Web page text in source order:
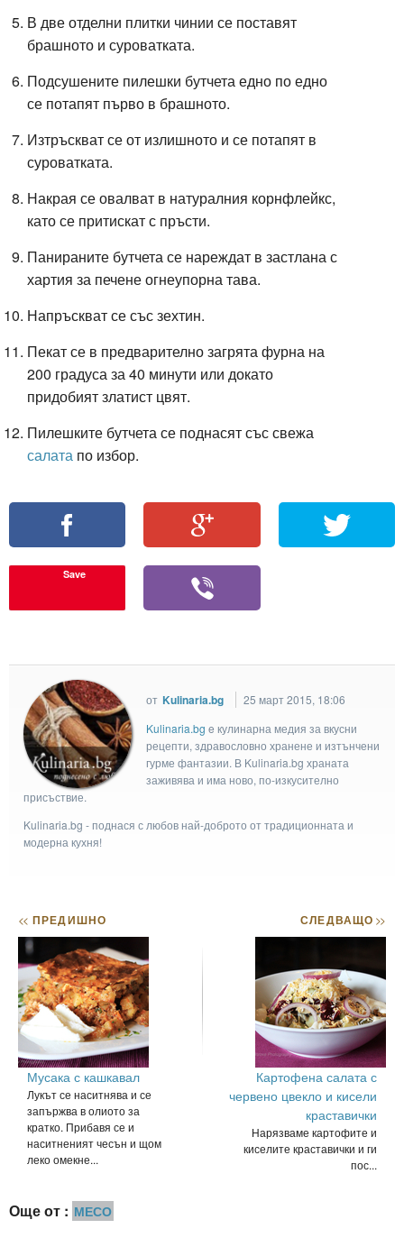
В две отделни плитки чинии се поставят
брашното и суроватката.
Подсушените пилешки бутчета едно по едно
се потапят първо в брашното.
Изтръскват се от излишното и се потапят в
суроватката.
Накрая се овалват в натуралния корнфлейкс,
като се притискат с пръсти.
Панираните бутчета се нареждат в застлана с
хартия за печене огнеупорна тава.
Напръскват се със зехтин.
Пекат се в предварително загрята фурна на
200 градуса за 40 минути или докато
придобият златист цвят.
Пилешките бутчета се поднасят със свежа
салата по избор.
Save
от Kulinaria.bg
25 март 2015, 18:06
Kulinaria.bg e кулинарна медия за вкусни
рецепти, здравословно хранене и изтънчени
гурме фантазии. В Kulinaria.bg храната
заживява и има ново, по-изкусително
присъствие.
Kulinaria.bg - поднася с любов най-доброто от традиционната и
модерна кухня!
<< ПРЕДИШНО
Мусака с кашкавал
Лукът се наситнява и се
запържва в олиото за
кратко. Прибавя се и
наситненият чесън и щом
леко омекне...
СЛЕДВАЩО>>
Картофена салата с
червено цвекло и кисели
краставички
Нарязваме картофите и
киселите краставички и ги
пос...
Още от : МЕСО